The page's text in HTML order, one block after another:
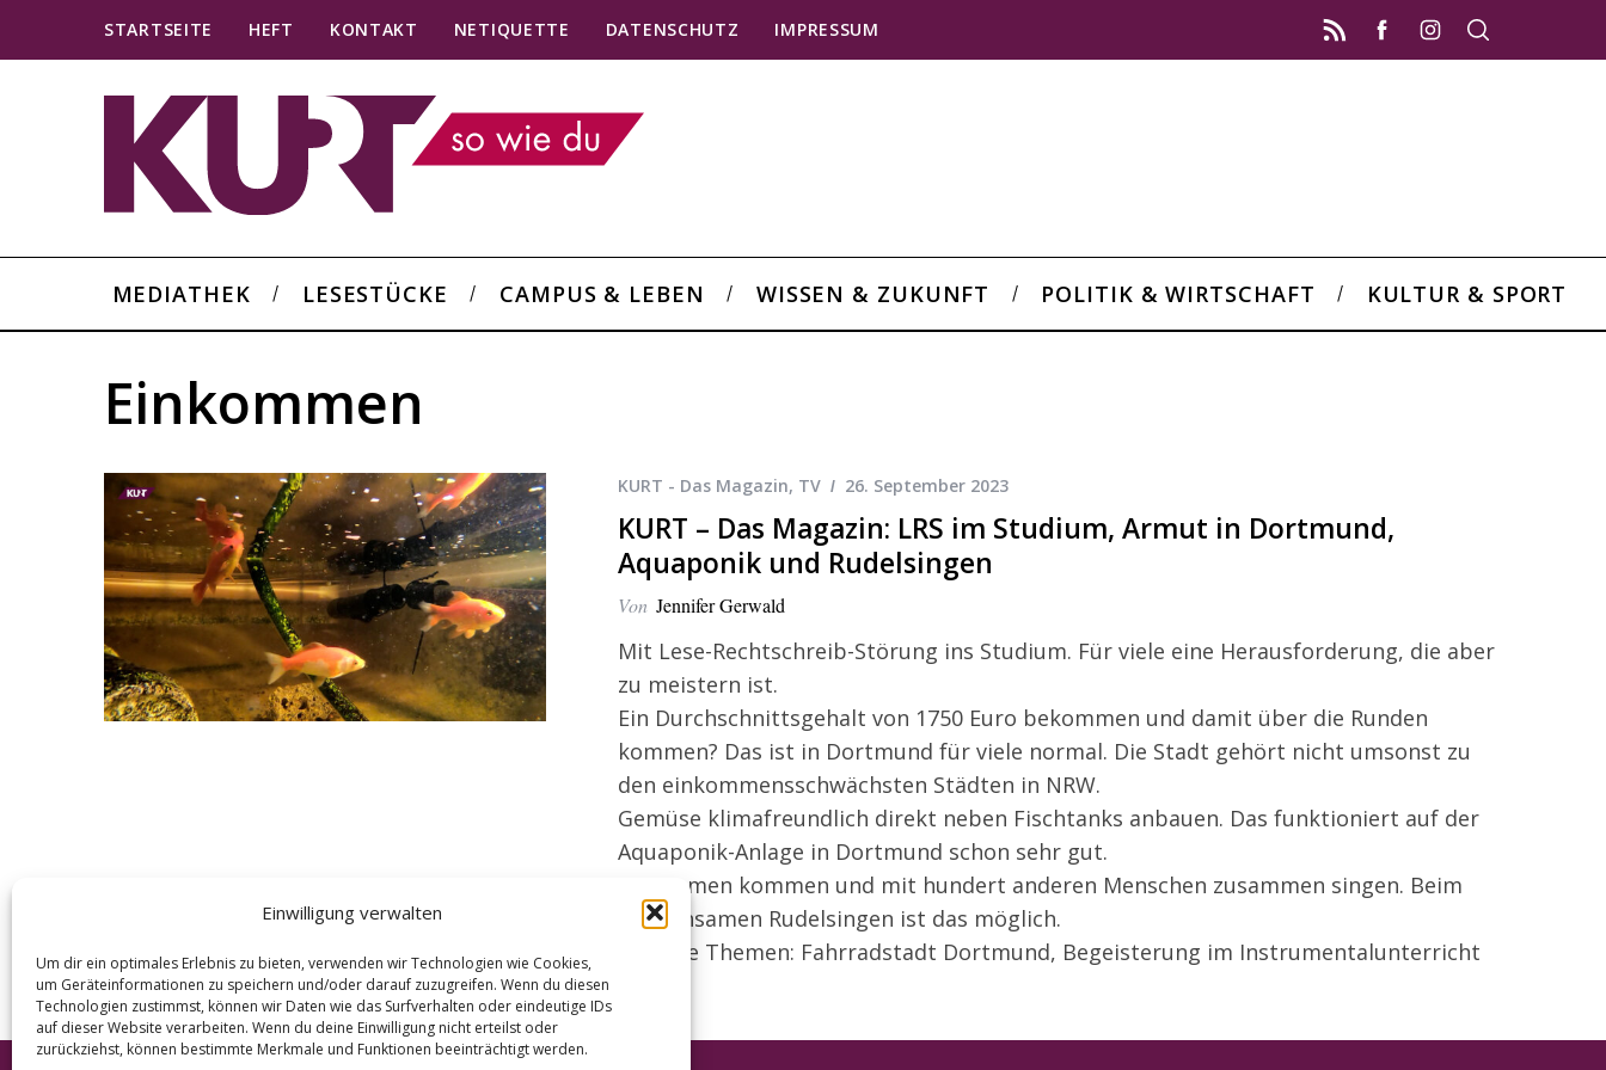
Einwilligung verwalten
Um dir ein optimales Erlebnis zu bieten, verwenden wir Technologien wie Cookies,
um Geräteinformationen zu speichern und/oder darauf zuzugreifen. Wenn du diesen
Technologien zustimmst, können wir Daten wie das Surfverhalten oder eindeutige IDs
auf dieser Website verarbeiten. Wenn du deine Einwilligung nicht erteilst oder
zurückziehst, können bestimmte Merkmale und Funktionen beeinträchtigt werden.
STARTSEITE HEFT KONTAKT NETIQUETTE DATENSCHUTZ IMPRESSUM
MEDIATHEK LESESTÜCKE CAMPUS & LEBEN WISSEN & ZUKUNFT POLITIK & WIRTSCHAFT KULTUR & SPORT
Einkommen
KURT - Das Magazin, TV 26. September 2023
KURT – Das Magazin: LRS im Studium, Armut in Dortmund,
Aquaponik und Rudelsingen
Von Jennifer Gerwald
Mit Lese-Rechtschreib-Störung ins Studium. Für viele eine Herausforderung, die aber
zu meistern ist.
Ein Durchschnittsgehalt von 1750 Euro bekommen und damit über die Runden
kommen? Das ist in Dortmund für viele normal. Die Stadt gehört nicht umsonst zu
den einkommensschwächsten Städten in NRW.
Gemüse klimafreundlich direkt neben Fischtanks anbauen. Das funktioniert auf der
Aquaponik-Anlage in Dortmund schon sehr gut.
Zusammen kommen und mit hundert anderen Menschen zusammen singen. Beim
gemeinsamen Rudelsingen ist das möglich.
Weitere Themen: Fahrradstadt Dortmund, Begeisterung im Instrumentalunterricht
S
e
a
r
c
h
f
o